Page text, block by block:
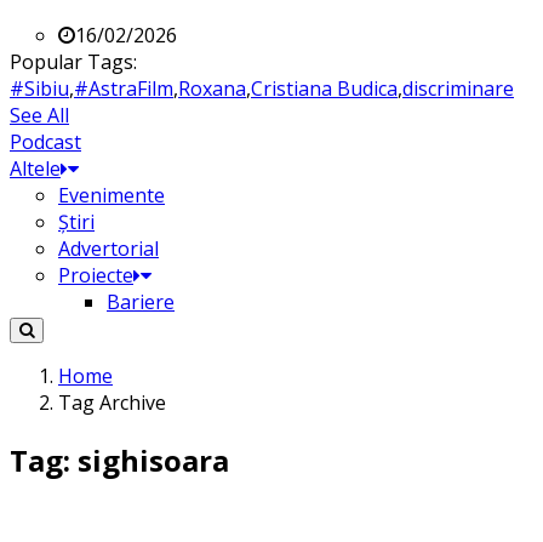
16/02/2026
Popular Tags:
#Sibiu,#AstraFilm,Roxana,Cristiana Budica,discriminare
See All
Podcast
Altele
Evenimente
Știri
Advertorial
Proiecte
Bariere
Home
Tag Archive
Tag: sighisoara